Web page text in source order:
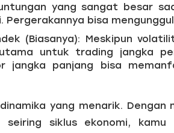
yang sangat besar
Pergerakannya bisa
(Biasanya): Meskipun
untuk trading jangka
jangka panjang bisa
yang menarik.
siklus ekonomi, kamu